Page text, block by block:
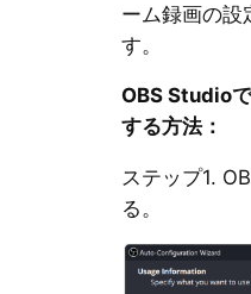
ーム録画の設
す。
OBS Studio
する方法：
ステップ1.
る。